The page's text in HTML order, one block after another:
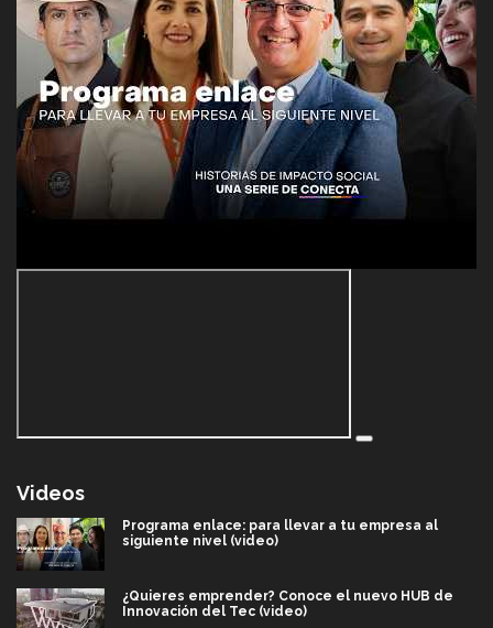
Videos
Programa enlace: para llevar a tu empresa al
siguiente nivel (video)
¿Quieres emprender? Conoce el nuevo HUB de
Innovación del Tec (video)